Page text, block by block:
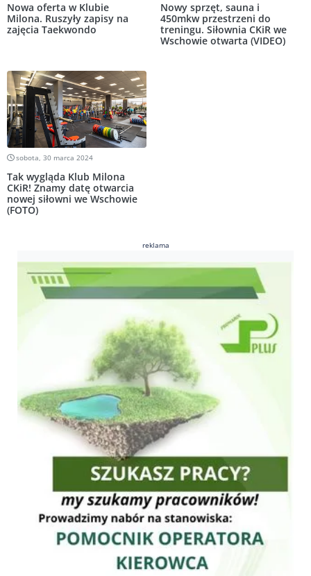
Nowa oferta w Klubie
Milona. Ruszyły zapisy na
zajęcia Taekwondo
Nowy sprzęt, sauna i
450mkw przestrzeni do
treningu. Siłownia CKiR we
Wschowie otwarta (VIDEO)
sobota, 30 marca 2024
Tak wygląda Klub Milona
CKiR! Znamy datę otwarcia
nowej siłowni we Wschowie
(FOTO)
reklama